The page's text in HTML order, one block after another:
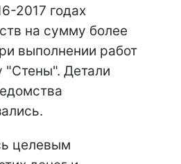
2017 годах
на сумму более
выполнении работ
"Стены". Детали
целевым